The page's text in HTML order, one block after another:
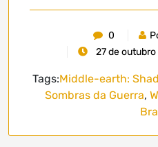
0
27 de
Tags:Middle-earth:
Sombras da Guerra,